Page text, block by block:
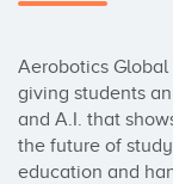
Aerobotics
giving students
and A.I. that
the future of
education and